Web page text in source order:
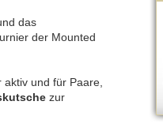
das
der Mounted
und für Paare,
zur